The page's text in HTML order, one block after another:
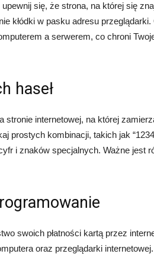
upewnij się, że strona, na której się
kłódki w pasku adresu
a serwerem, co chroni
haseł
stronie internetowej, na której
prostych kombinacji, takich jak
i znaków specjalnych. Ważne jest
swoich płatności kartą przez
oraz przeglądarki